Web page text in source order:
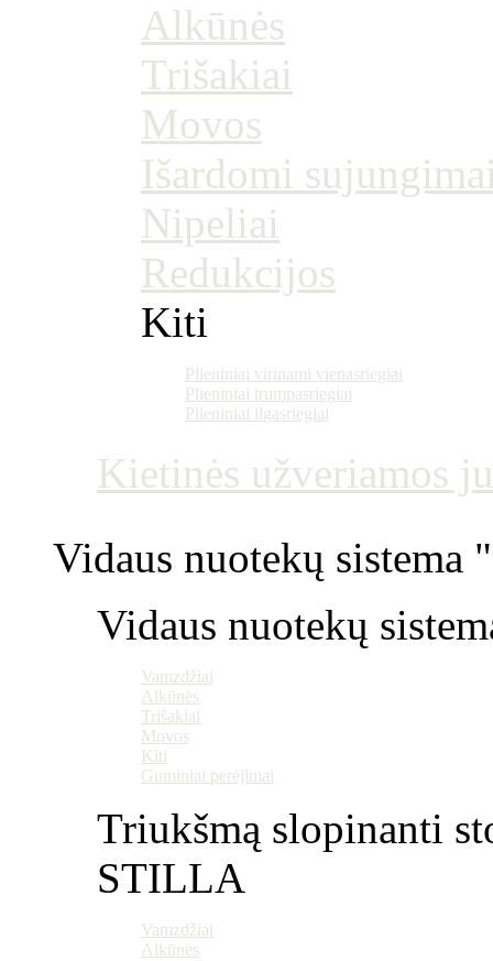
Alkūnės
Trišakiai
Movos
Išardomi
Nipeliai
Redukcijos
Kiti
Plieniniai virinami vienasriegiai
Plieniniai trumpasriegiai
Plieniniai ilgasriegiai
Kietinės
Vidaus nuotekų
Vidaus nuotekų
Vamzdžiai
Alkūnės
Trišakiai
Movos
Kiti
Guminiai perėjimai
Triukšmą slopinanti
STILLA
Vamzdžiai
Alkūnės